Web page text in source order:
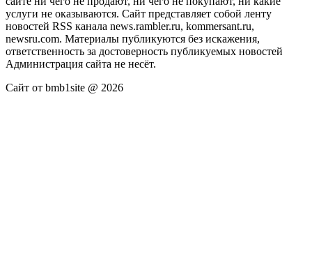
услуги не оказываются. Сайт представляет собой ленту
новостей RSS канала news.rambler.ru, kommersant.ru,
newsru.com. Материалы публикуются без искажения,
ответственность за достоверность публикуемых новостей
Администрация сайта не несёт.
Сайт от bmb1site @ 2026